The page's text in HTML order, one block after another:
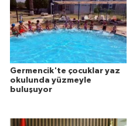
Germencik'te çocuklar yaz
okulunda yüzmeyle
buluşuyor